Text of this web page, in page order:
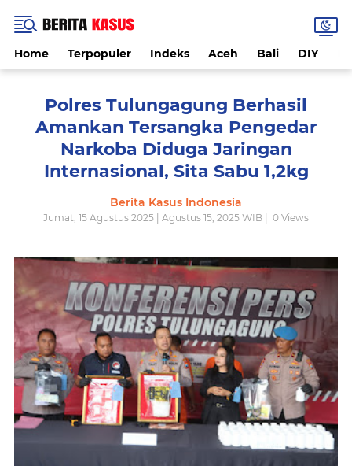
Home Terpopuler Indeks Aceh Bali DIY
Polres Tulungagung Berhasil
Amankan Tersangka Pengedar
Narkoba Diduga Jaringan
Internasional, Sita Sabu 1,2kg
Berita Kasus Indonesia
Jumat, 15 Agustus 2025 | Agustus 15, 2025 WIB | 0 Views